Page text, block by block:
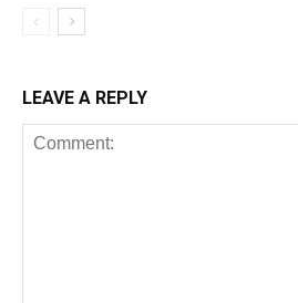
LEAVE A REPLY